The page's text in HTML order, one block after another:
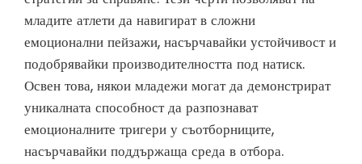
младите атлети да навигират в сложни
емоционални пейзажи, насърчавайки устойчивост и
подобрявайки производителността под натиск.
Освен това, някои младежи могат да демонстрират
уникалната способност да разпознават
емоционалните тригери у съотборниците,
насърчавайки поддържаща среда в отбора.